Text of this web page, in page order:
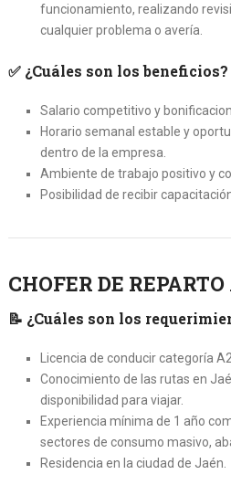
funcionamiento, realizando
cualquier problema o avería.
✅ ¿Cuáles son los beneficios?
Salario competitivo y
Horario semanal estable y
dentro de la empresa.
Ambiente de trabajo positivo y
Posibilidad de recibir
CHOFER DE
📝 ¿Cuáles son los
Licencia de conducir categoría
Conocimiento de las rutas en
disponibilidad para viajar.
Experiencia mínima de 1 año
sectores de consumo masivo,
Residencia en la ciudad de Jaén.